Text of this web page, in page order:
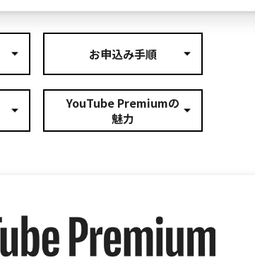
お申込み手順
YouTube Premiumの
魅力